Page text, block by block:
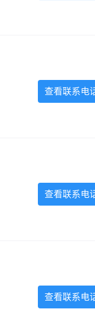
查看联系电
查看联系电
查看联系电